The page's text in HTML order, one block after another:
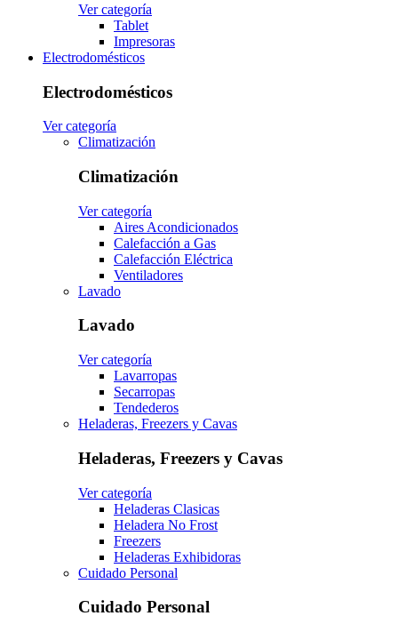
Ver categoría
Tablet
Impresoras
Electrodomésticos
Electrodomésticos
Ver categoría
Climatización
Climatización
Ver categoría
Aires Acondicionados
Calefacción a Gas
Calefacción Eléctrica
Ventiladores
Lavado
Lavado
Ver categoría
Lavarropas
Secarropas
Tendederos
Heladeras, Freezers y Cavas
Heladeras, Freezers y Cavas
Ver categoría
Heladeras Clasicas
Heladera No Frost
Freezers
Heladeras Exhibidoras
Cuidado Personal
Cuidado Personal